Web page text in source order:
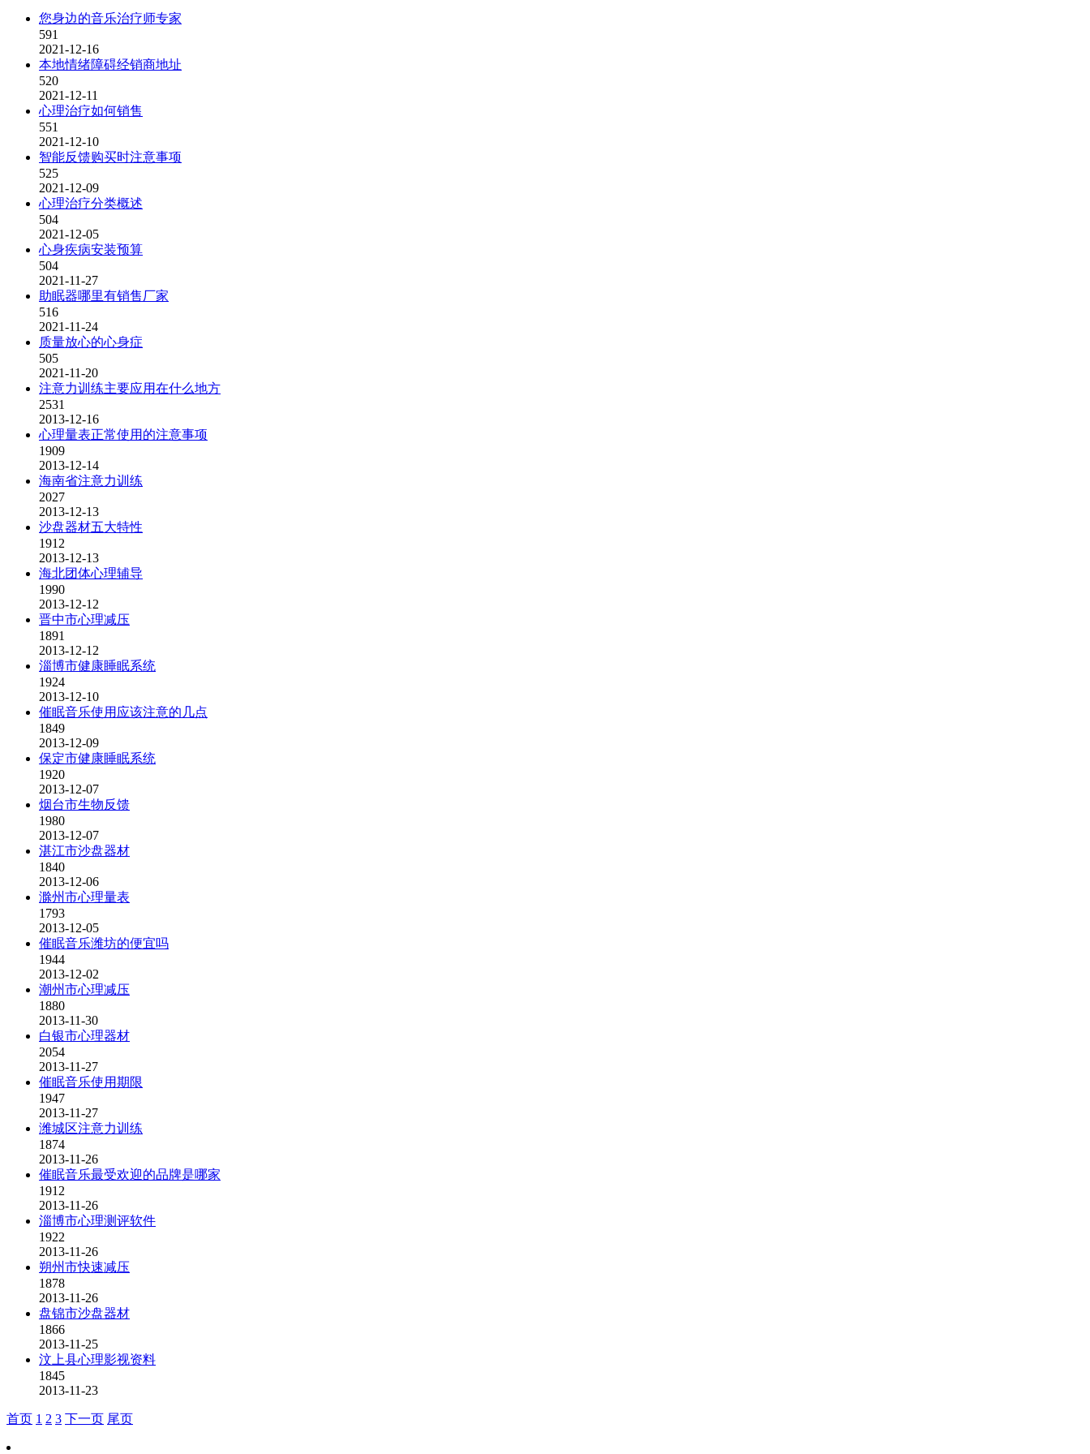
您身边的音乐治疗师专家
591
2021-12-16
本地情绪障碍经销商地址
520
2021-12-11
心理治疗如何销售
551
2021-12-10
智能反馈购买时注意事项
525
2021-12-09
心理治疗分类概述
504
2021-12-05
心身疾病安装预算
504
2021-11-27
助眠器哪里有销售厂家
516
2021-11-24
质量放心的心身症
505
2021-11-20
注意力训练主要应用在什么地方
2531
2013-12-16
心理量表正常使用的注意事项
1909
2013-12-14
海南省注意力训练
2027
2013-12-13
沙盘器材五大特性
1912
2013-12-13
海北团体心理辅导
1990
2013-12-12
晋中市心理减压
1891
2013-12-12
淄博市健康睡眠系统
1924
2013-12-10
催眠音乐使用应该注意的几点
1849
2013-12-09
保定市健康睡眠系统
1920
2013-12-07
烟台市生物反馈
1980
2013-12-07
湛江市沙盘器材
1840
2013-12-06
滁州市心理量表
1793
2013-12-05
催眠音乐潍坊的便宜吗
1944
2013-12-02
潮州市心理减压
1880
2013-11-30
白银市心理器材
2054
2013-11-27
催眠音乐使用期限
1947
2013-11-27
潍城区注意力训练
1874
2013-11-26
催眠音乐最受欢迎的品牌是哪家
1912
2013-11-26
淄博市心理测评软件
1922
2013-11-26
朔州市快速减压
1878
2013-11-26
盘锦市沙盘器材
1866
2013-11-25
汶上县心理影视资料
1845
2013-11-23
首页 1 2 3 下一页 尾页